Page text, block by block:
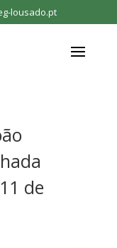
lousado.pt
de